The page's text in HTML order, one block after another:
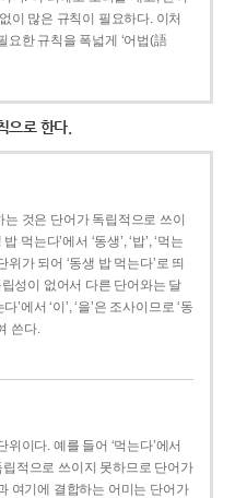
이 많은 규칙이 필요하다. 이처
요한 규칙을 폭넓게 ‘어법(語
으로 한다.
것은 단어가 독립적으로 쓰이
먹는다’에서 ‘동생’, ‘밥’, ‘먹는
가 되어 ‘동생 밥 먹는다’로 띄
성이 없어서 다른 단어와는 달
에서 ‘이’, ‘을’은 조사이므로 ‘동
쓴다.
이다. 예를 들어 ‘먹는다’에서
립적으로 쓰이지 못하므로 단어가
여기에 결합하는 어미는 단어가